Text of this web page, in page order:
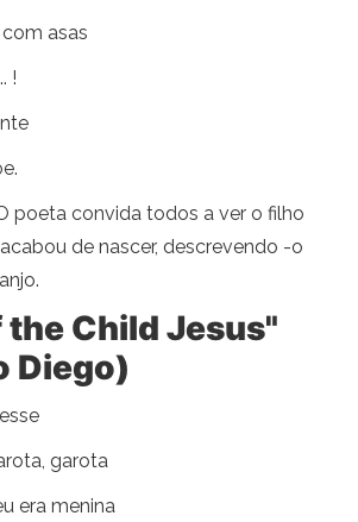
asas
!
poeta convida todos a ver o filho
de nascer, descrevendo -o
the Child Jesus"
Diego)
garota
era menina